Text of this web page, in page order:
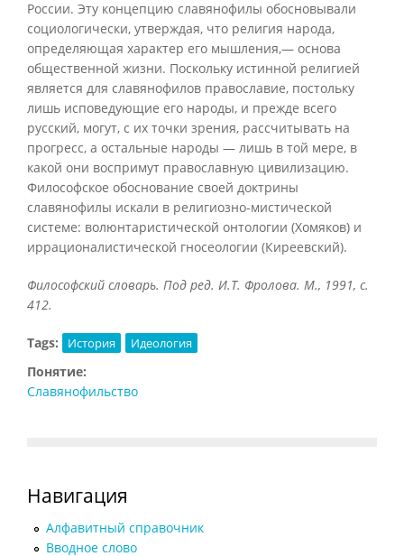
России. Эту концепцию славянофилы обосновывали
социологически, утверждая, что религия народа,
определяющая характер его мышления,— основа
общественной жизни. Поскольку истинной религией
является для славянофилов православие, постольку
лишь исповедующие его народы, и прежде всего
русский, могут, с их точки зрения, рассчитывать на
прогресс, а остальные народы — лишь в той мере, в
какой они воспримут православную цивилизацию.
Философское обоснование своей доктрины
славянофилы искали в религиозно-мистической
системе: волюнтаристической онтологии (Хомяков) и
иррационалистической гносеологии (Киреевский).
Философский словарь. Под ред. И.Т. Фролова. М., 1991, с.
412.
Tags: История Идеология
Понятие:
Славянофильство
Навигация
Алфавитный справочник
Вводное слово